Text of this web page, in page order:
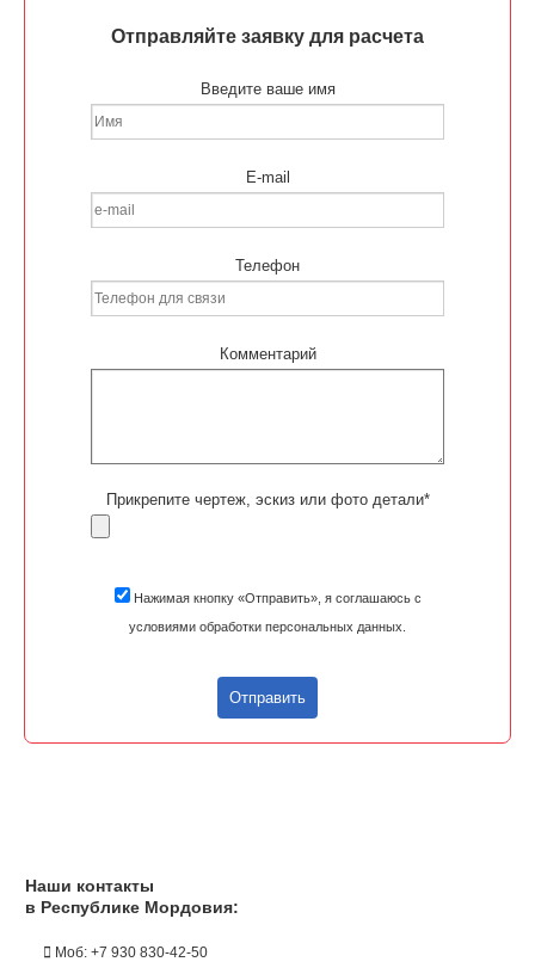
Отправляйте заявку для расчета
Введите ваше имя
E-mail
Телефон
Комментарий
Прикрепите чертеж, эскиз или фото детали*
Нажимая кнопку «Отправить», я соглашаюсь с
условиями обработки персональных данных.
Отправить
Наши контакты
в Республике Мордовия:
Моб: +7 930 830-42-50